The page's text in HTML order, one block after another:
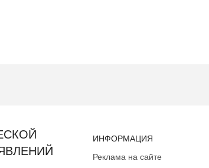
ИНФОРМАЦИЯ
Реклама на сайте